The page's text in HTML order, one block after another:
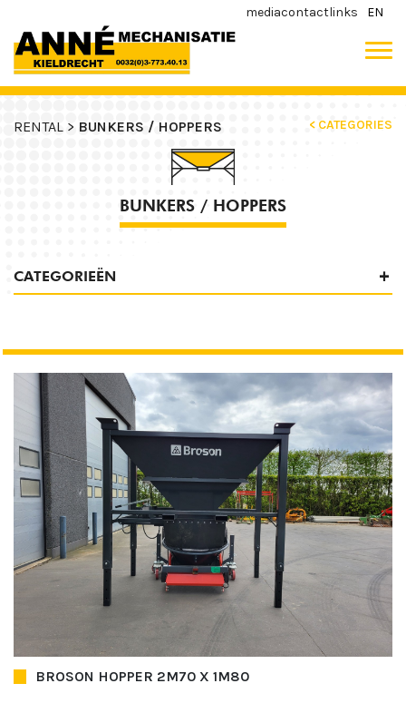
mediacontactlinks EN
RENTAL > BUNKERS / HOPPERS < CATEGORIES
BUNKERS / HOPPERS
CATEGORIEËN
BROSON HOPPER 2M70 X 1M80